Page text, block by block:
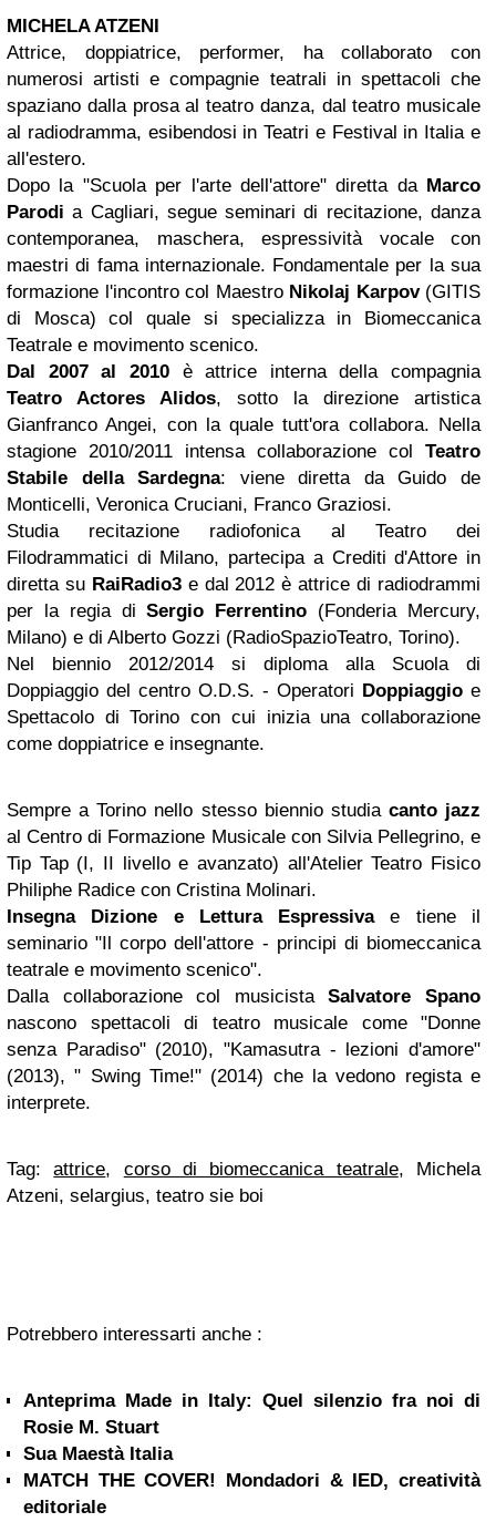
MICHELA ATZENI
Attrice, doppiatrice, performer, ha collaborato con
numerosi artisti e compagnie teatrali in spettacoli che
spaziano dalla prosa al teatro danza, dal teatro musicale
al radiodramma, esibendosi in Teatri e Festival in Italia e
all'estero.
Dopo la "Scuola per l'arte dell'attore" diretta da Marco
Parodi a Cagliari, segue seminari di recitazione, danza
contemporanea, maschera, espressività vocale con
maestri di fama internazionale. Fondamentale per la sua
formazione l'incontro col Maestro Nikolaj Karpov(GITIS
di Mosca) col quale si specializza in Biomeccanica
Teatrale e movimento scenico.
Dal 2007 al 2010è attrice interna della compagnia
Teatro Actores Alidos, sotto la direzione artistica
Gianfranco Angei, con la quale tutt'ora collabora. Nella
stagione 2010/2011 intensa collaborazione col Teatro
Stabile della Sardegna: viene diretta da Guido de
Monticelli, Veronica Cruciani, Franco Graziosi.
Studia recitazione radiofonica al Teatro dei
Filodrammatici di Milano, partecipa a Crediti d'Attore in
diretta suRaiRadio3e dal 2012 è attrice di radiodrammi
per la regia di Sergio Ferrentino (Fonderia Mercury,
Milano) e di Alberto Gozzi (RadioSpazioTeatro, Torino).
Nel biennio 2012/2014 si diploma alla Scuola di
Doppiaggio del centro O.D.S. - Operatori Doppiaggio e
Spettacolo di Torino con cui inizia una collaborazione
come doppiatrice e insegnante.
Sempre a Torino nello stesso biennio studia canto jazz
al Centro di Formazione Musicale con Silvia Pellegrino, e
Tip Tap (I, II livello e avanzato) all'Atelier Teatro Fisico
Philiphe Radice con Cristina Molinari.
Insegna Dizione e Lettura Espressivae tiene il
seminario "Il corpo dell'attore - principi di biomeccanica
teatrale e movimento scenico".
Dalla collaborazione col musicistaSalvatore Spano
nascono spettacoli di teatro musicale come "Donne
senza Paradiso" (2010), "Kamasutra - lezioni d'amore"
(2013), " Swing Time!" (2014) che la vedono regista e
interprete.
Tag:attrice, corso di biomeccanica teatrale, Michela
Atzeni, selargius, teatro sie boi
Potrebbero interessarti anche :
Anteprima Made in Italy: Quel silenzio fra noi di
Rosie M. Stuart
Sua Maestà Italia
MATCH THE COVER! Mondadori & IED, creatività
editoriale